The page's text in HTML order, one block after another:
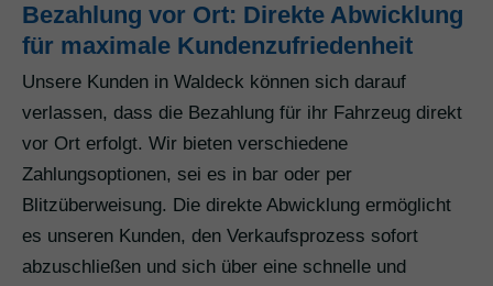
Bezahlung vor Ort: Direkte Abwicklung
für maximale Kundenzufriedenheit
Unsere Kunden in Waldeck können sich darauf
verlassen, dass die Bezahlung für ihr Fahrzeug direkt
vor Ort erfolgt. Wir bieten verschiedene
Zahlungsoptionen, sei es in bar oder per
Blitzüberweisung. Die direkte Abwicklung ermöglicht
es unseren Kunden, den Verkaufsprozess sofort
abzuschließen und sich über eine schnelle und